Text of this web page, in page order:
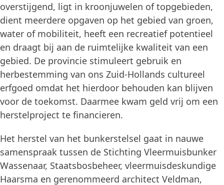
overstijgend, ligt in kroonjuwelen of topgebieden,
dient meerdere opgaven op het gebied van groen,
water of mobiliteit, heeft een recreatief potentieel
en draagt bij aan de ruimtelijke kwaliteit van een
gebied. De provincie stimuleert gebruik en
herbestemming van ons Zuid-Hollands cultureel
erfgoed omdat het hierdoor behouden kan blijven
voor de toekomst. Daarmee kwam geld vrij om een
herstelproject te financieren.
Het herstel van het bunkerstelsel gaat in nauwe
samenspraak tussen de Stichting Vleermuisbunker
Wassenaar, Staatsbosbeheer, vleermuisdeskundige
Haarsma en gerenommeerd architect Veldman,